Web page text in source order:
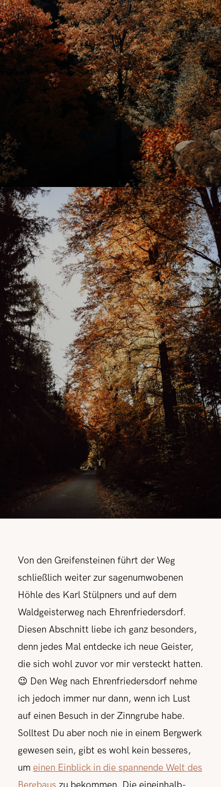
Von den Greifensteinen führt der Weg
schließlich weiter zur sagenumwobenen
Höhle des Karl Stülpners und auf dem
Waldgeisterweg nach Ehrenfriedersdorf.
Diesen Abschnitt liebe ich ganz besonders,
denn jedes Mal entdecke ich neue Geister,
die sich wohl zuvor vor mir versteckt hatten.
😉 Den Weg nach Ehrenfriedersdorf nehme
ich jedoch immer nur dann, wenn ich Lust
auf einen Besuch in der Zinngrube habe.
Solltest Du aber noch nie in einem Bergwerk
gewesen sein, gibt es wohl kein besseres,
um einen Einblick in die spannende Welt des